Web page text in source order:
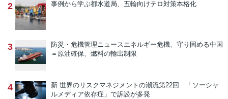
2 事例から学ぶ都水道局、五輪向けテロ対策本格化
3 防災・危機管理ニュースエネルギー危機、守り固める中国
＝原油確保、燃料の輸出制限
4 新 世界のリスクマネジメントの潮流第22回 「ソーシャ
ルメディア依存症」で訴訟が多発